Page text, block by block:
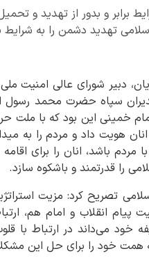
برابر و بدور از تهدید و تحمیل
تهدید دشمن را به شرایط
دبیر شورای عالی امنیت
و مدیران سپاه حضرت محمد
خمینی این بود که با ملت
هویت داد و مردم را به
مردم باشد، انان را برای
را قدرتمند و باشکوه سازد.
تصریح کرد: مزیت
پیام انقلاب و امام هم،
می‌داند در ارتباط با
خود را برای حل این